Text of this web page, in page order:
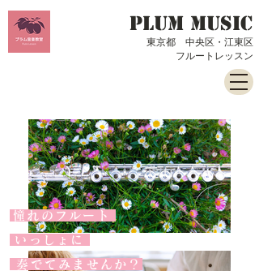
PLUM music
​東京都 中央区・江東区
​フルートレッスン
憧れのフルート
いっしょに
​ 奏でてみませんか？